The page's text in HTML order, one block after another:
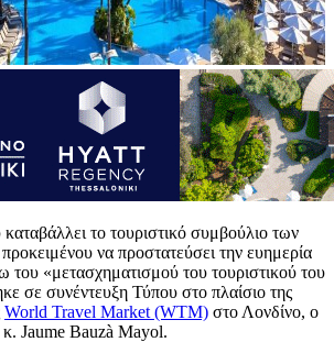
καταβάλλει το τουριστικό συμβούλιο των
να προστατεύσει την ευημερία
του «μετασχηματισμού του τουριστικού του
σε συνέντευξη Τύπου στο πλαίσιο της
World Travel Market (WTM) στο Λονδίνο, ο
Jaume Bauzà Mayol.